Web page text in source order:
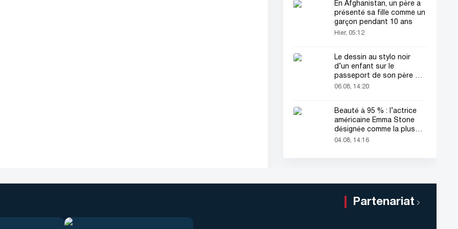
En Afghanistan, un père a
présenté sa fille comme un
garçon pendant 10 ans
Hier, 05:12
Le dessin au stylo noir
d’un enfant sur le
passeport de son père a
attiré tous les regards
06.08, 14:20
Beauté à 95 % : l’actrice
américaine Emma Stone
désignée comme la plus
belle femme du monde !
04.08, 14:16
Partenariat